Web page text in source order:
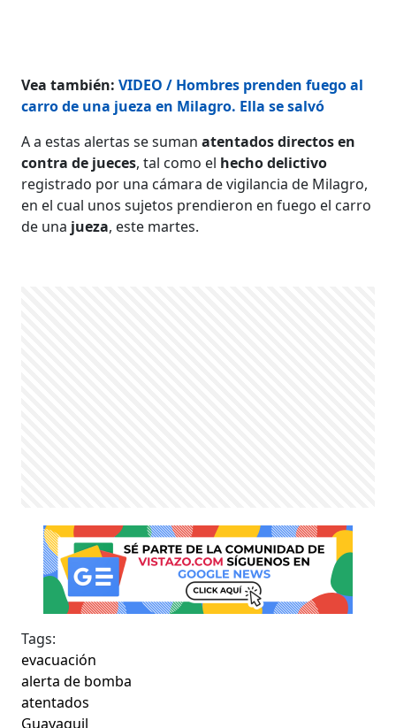
Vea también:VIDEO / Hombres prenden fuego al
carro de una jueza en Milagro. Ella se salvó
A a estas alertas se sumanatentados directos en
contra de jueces, tal como el hecho delictivo
registrado por una cámara de vigilancia de Milagro,
en el cual unos sujetos prendieron en fuego el carro
de una jueza, este martes.
Tags:
evacuación
alerta de bomba
atentados
Guayaquil